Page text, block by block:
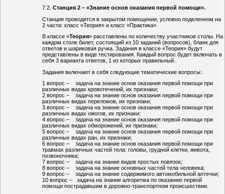
Станция 2 – «Знание основ оказания первой помощи».
Станция проводится в закрытом помещении, условно поделенном на
2 части: класс «Теория» и класс «Практика».
В классе «Теория» расставлены по количеству участников столы. На
каждом столе билет, состоящий из 10 заданий (вопросов), бланк для
ответов и шариковая ручка. Задания в классе «Теория» будут
представлены в виде тестирования. Каждый вопрос будет включать в
себя 3 варианта ответов, 1 из которых правильный.
Задания включают в себя следующие тематические вопросы:
1 вопрос – задача на знание основ оказания первой помощи при
различных видах кровотечений, их признаки;
2 вопрос – задача на знание основ оказания первой помощи при
различных видах переломов, их признаки;
3 вопрос – задача на знание основ оказания первой помощи при
различных видах ожогов, их признаки;
4 вопрос – задача на знание основ оказания первой помощи при
различных видах обморожений, их признаки;
5 вопрос – задача на знание основ оказания первой помощи при
различных видах ран, их признаки;
6 вопрос – задача на знание основ оказания первой помощи при
травмах различных частей тела: головы, грудной клетки, живота,
позвоночника;
7 вопрос – задача на знание видов простых повязок;
8 вопрос – задача на знание основных частей тела человека;
9 вопрос – задача на знание содержимого автомобильной аптечки;
10 вопрос – задача на знание алгоритма по оказанию первой
помощи пострадавшим в дорожно-транспортном происшествии.